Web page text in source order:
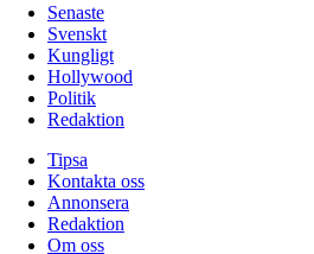
Senaste
Svenskt
Kungligt
Hollywood
Politik
Redaktion
Tipsa
Kontakta oss
Annonsera
Redaktion
Om oss